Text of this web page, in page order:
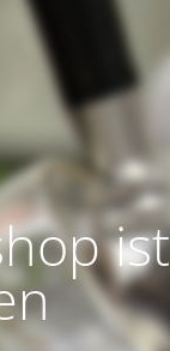
ist